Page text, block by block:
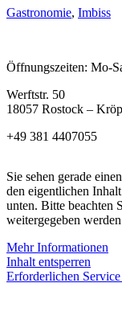
Gastronomie, Imbiss
Öffnungszeiten: Mo-
Werftstr. 50
18057 Rostock –
+49 381 4407055
Sie sehen gerade
den eigentlichen
unten. Bitte beachten
weitergegeben
Mehr Informationen
Inhalt entsperren
Erforderlichen